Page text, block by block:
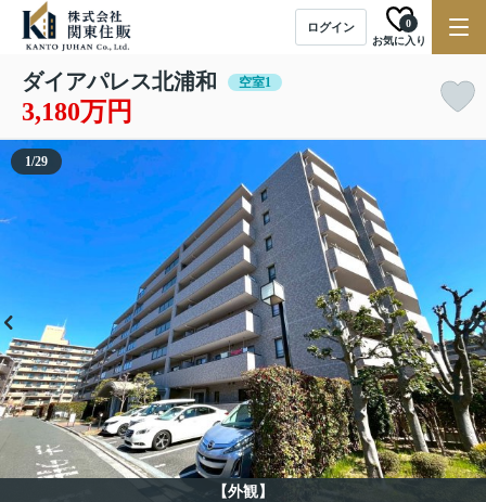
ログイン
お気に入り
0
ダイアパレス北浦和 空室1
3,180万円
【外観】
1/29